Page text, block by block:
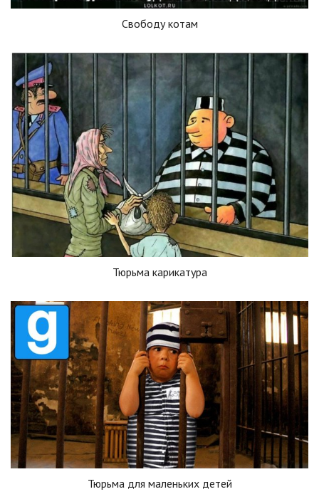
Свободу котам
Тюрьма карикатура
Тюрьма для маленьких детей